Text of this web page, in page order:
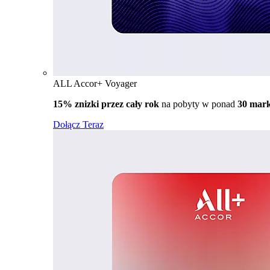
ALL Accor+ Voyager
15% znizki przez cały rok na pobyty w ponad 30
Dołącz Teraz